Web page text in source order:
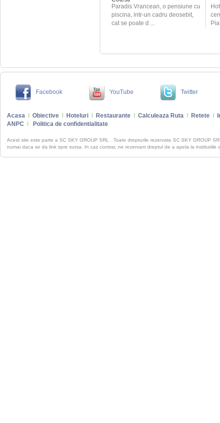
Paradis Vrancean, o pensiune cu
piscina, intr-un cadru deosebit,
cat se poate d ...
Facebook YouTube Twitter
Acasa Obiective Hoteluri Restaurante Calculeaza Ruta Retete
ANPC
Politica de confidentialitate
Acest site este parte a SC SKY GROUP SRL . Toate drepturile rezervate SC SKY GROUP
numai daca se da link spre sursa. In caz contrar, ne rezervam dreptul de a apela la institutiile